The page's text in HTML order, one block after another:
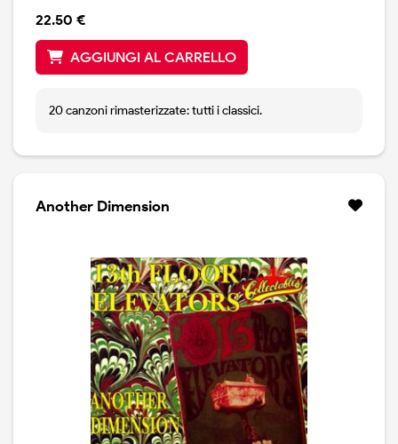
22.50 €
AGGIUNGI AL CARRELLO
20 canzoni rimasterizzate: tutti i classici.
Another Dimension